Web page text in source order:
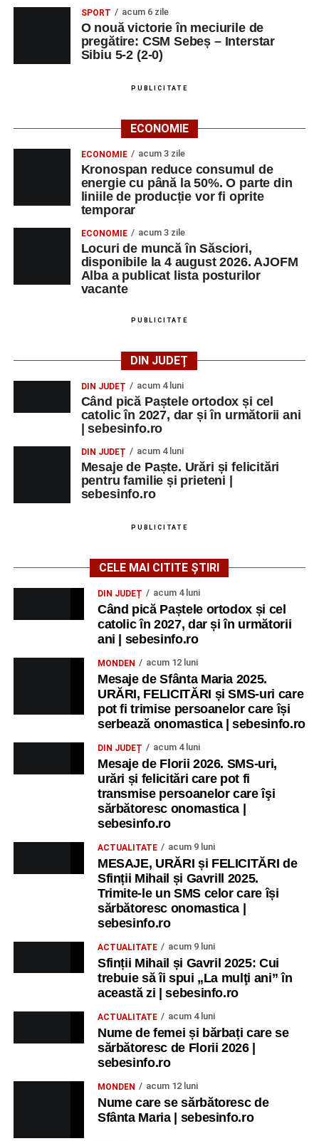
SPORT acum 6 zile
O nouă victorie în meciurile de
pregătire: CSM Sebeș – Interstar
Sibiu 5-2 (2-0)
PUBLICITATE
ECONOMIE
ECONOMIE acum 3 zile
Kronospan reduce consumul de
energie cu până la 50%. O parte din
liniile de producție vor fi oprite
temporar
ECONOMIE acum 3 zile
Locuri de muncă în Săsciori,
disponibile la 4 august 2026. AJOFM
Alba a publicat lista posturilor
vacante
PUBLICITATE
DIN JUDEȚ
DIN JUDEȚ acum 4 luni
Când pică Paștele ortodox și cel
catolic în 2027, dar și în următorii ani
| sebesinfo.ro
DIN JUDEȚ acum 4 luni
Mesaje de Paște. Urări și felicitări
pentru familie și prieteni |
sebesinfo.ro
PUBLICITATE
CELE MAI CITITE ȘTIRI
DIN JUDEȚ acum 4 luni
Când pică Paștele ortodox și cel
catolic în 2027, dar și în următorii
ani | sebesinfo.ro
MONDEN acum 12 luni
Mesaje de Sfânta Maria 2025.
URĂRI, FELICITĂRI și SMS-uri care
pot fi trimise persoanelor care își
serbează onomastica | sebesinfo.ro
DIN JUDEȚ acum 4 luni
Mesaje de Florii 2026. SMS-uri,
urări și felicitări care pot fi
transmise persoanelor care îşi
sărbătoresc onomastica |
sebesinfo.ro
ACTUALITATE acum 9 luni
MESAJE, URĂRI și FELICITĂRI de
Sfinții Mihail și Gavrill 2025.
Trimite-le un SMS celor care își
sărbătoresc onomastica |
sebesinfo.ro
ACTUALITATE acum 9 luni
Sfinții Mihail și Gavril 2025: Cui
trebuie să îi spui „La mulţi ani” în
această zi | sebesinfo.ro
ACTUALITATE acum 4 luni
Nume de femei și bărbați care se
sărbătoresc de Florii 2026 |
sebesinfo.ro
MONDEN acum 12 luni
Nume care se sărbătoresc de
Sfânta Maria | sebesinfo.ro